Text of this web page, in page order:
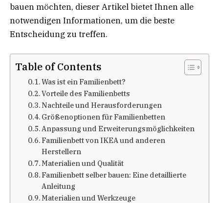
bauen möchten, dieser Artikel bietet Ihnen alle
notwendigen Informationen, um die beste
Entscheidung zu treffen.
Table of Contents
Was ist ein Familienbett?
Vorteile des Familienbetts
Nachteile und Herausforderungen
Größenoptionen für Familienbetten
Anpassung und Erweiterungsmöglichkeiten
Familienbett von IKEA und anderen
Herstellern
Materialien und Qualität
Familienbett selber bauen: Eine detaillierte
Anleitung
Materialien und Werkzeuge